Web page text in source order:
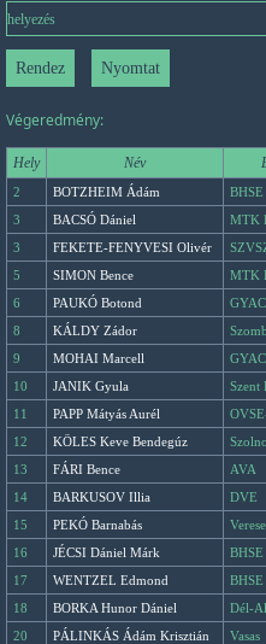
Végeredmény:
Hely Név
2 BOTZHEIM Ádám BHSE
3
BACSÓ Dániel MTK
3
FEKETE-FENYVESI Olivér
5
SIMON Bence MTK
6
PAUKÓ Botond GYAC
8
KÁLDY Zádor
9
MOHAI Marcell GYAC
10
JANIK Gyula Szent
11
PAPP Mátyás Aurél
12
KÖLES Keve Bendegúz
13
FÁRI Bence AVA
14
BARKUSOV Illia
DVE
15
PEKÓ Barnabás
16
JÉCSI Dániel Márk BHSE
17
WENTZEL Edmond BHSE
18
BORKA Hunor Dániel Dél-
20
PÁLINKÁS Ádám Krisztián Vasas